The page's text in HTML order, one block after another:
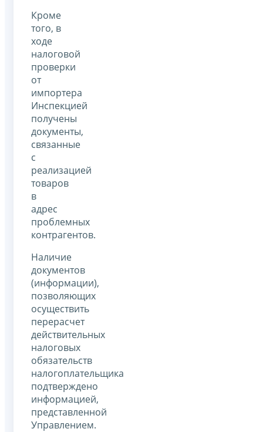
Кроме
того, в
ходе
налоговой
проверки
от
импортера
Инспекцией
получены
документы,
связанные
с
реализацией
товаров
в
адрес
проблемных
контрагентов.
Наличие
документов
(информации),
позволяющих
осуществить
перерасчет
действительных
налоговых
обязательств
налогоплательщика
подтверждено
информацией,
представленной
Управлением.